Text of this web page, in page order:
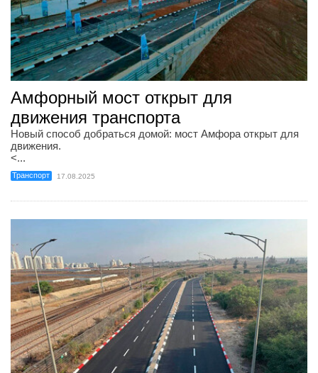
Амфорный мост открыт для
движения транспорта
Новый способ добраться домой: мост Амфора открыт для
движения.
<...
Транспорт 17.08.2025